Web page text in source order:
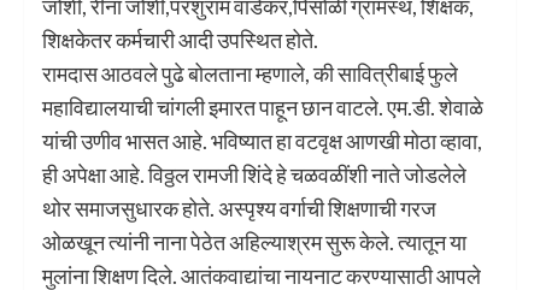
जोशी, रीना जोशी,परशुराम वाडेकर,पिसोळी ग्रामस्थ, शिक्षक,
शिक्षकेतर कर्मचारी आदी उपस्थित होते.
रामदास आठवले पुढे बोलताना म्हणाले, की सावित्रीबाई फुले
महाविद्यालयाची चांगली इमारत पाहून छान वाटले. एम.डी. शेवाळे
यांची उणीव भासत आहे. भविष्यात हा वटवृक्ष आणखी मोठा व्हावा,
ही अपेक्षा आहे. विठ्ठल रामजी शिंदे हे चळवळींशी नाते जोडलेले
थोर समाजसुधारक होते. अस्पृश्य वर्गाची शिक्षणाची गरज
ओळखून त्यांनी नाना पेठेत अहिल्याश्रम सुरू केले. त्यातून या
मुलांना शिक्षण दिले. आतंकवाद्यांचा नायनाट करण्यासाठी आपले